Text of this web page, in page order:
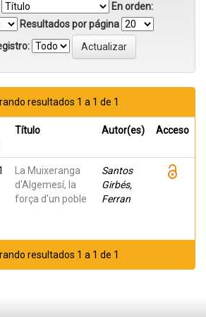
En orden:
Resultados por página
resultados 1 a 1 de 1
Título Autor(es) Acceso
La Muixeranga
d'Algemesí, la
força d'un poble
Santos
Girbés,
Ferran
resultados 1 a 1 de 1